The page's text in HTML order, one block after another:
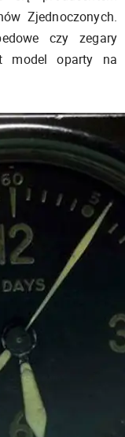
Zjednoczonych.
czy zegary
model oparty na